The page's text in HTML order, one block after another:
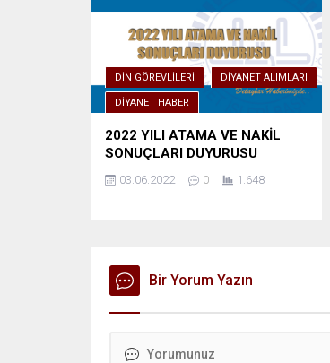
DIN GÖREVLILERI DIYANET ALIMLARI
DIYANET HABER
2022 YILI ATAMA VE NAKİL
SONUÇLARI DUYURUSU
03.06.2022 0 1.648
Bir Yorum Yazın